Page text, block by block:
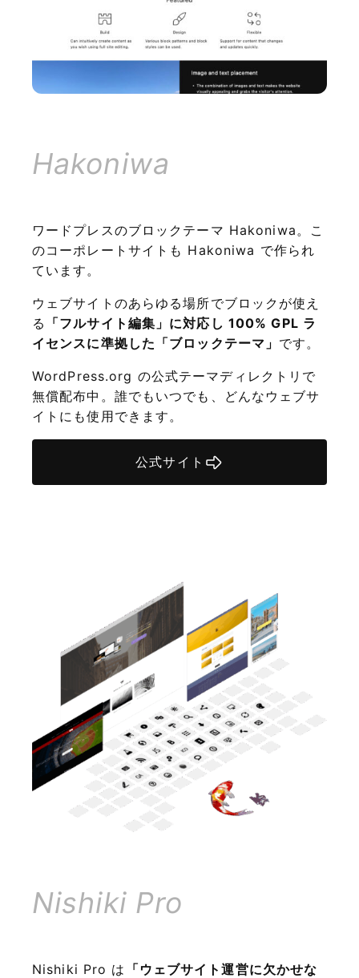
Hakoniwa
ワードプレスのブロックテーマ Hakoniwa。こ
のコーポレートサイトも Hakoniwa で作られ
ています。
ウェブサイトのあらゆる場所でブロックが使え
る 「フルサイト編集」に対応し 100% GPL ラ
イセンスに準拠した「ブロックテーマ」 です。
WordPress.org の公式テーマディレクトリで
無償配布中。誰でもいつでも、どんなウェブサ
イトにも使用できます。
公式サイト
Nishiki Pro
Nishiki Pro は 「ウェブサイト運営に欠かせな